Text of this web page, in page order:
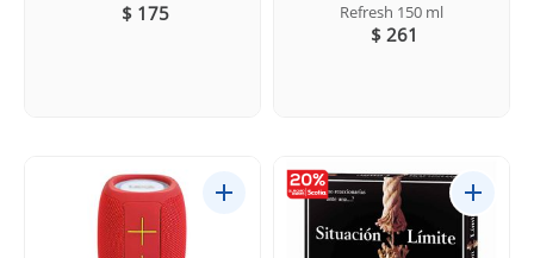
$ 175
Refresh 150 ml
$ 261